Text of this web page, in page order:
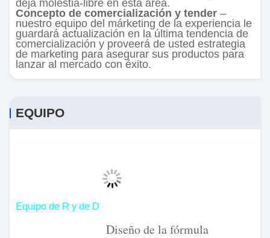
deja molestia-libre en esta área.
Concepto de comercialización y tender –
nuestro equipo del márketing de la experiencia le
guardará actualización en la última tendencia de
comercialización y proveerá de usted estrategia
de marketing para asegurar sus productos para
lanzar al mercado con éxito.
EQUIPO
Equipo de R y de D
Diseño de la fórmula